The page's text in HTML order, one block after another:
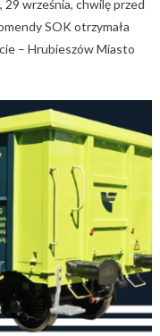
29 września, chwilę przed
SOK otrzymała
– Hrubieszów Miasto